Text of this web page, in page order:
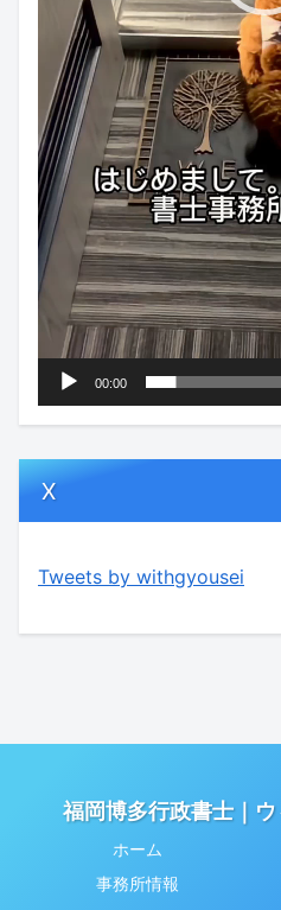
00:00
X
Tweets by withgyousei
福岡博多行政書士｜
ホーム
事務所情報